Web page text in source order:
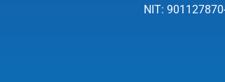
NIT: